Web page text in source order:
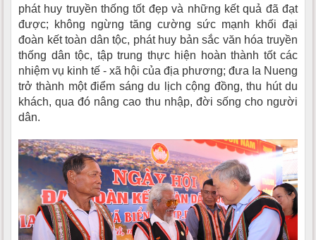
phát huy truyền thống tốt đẹp và những kết quả đã đạt
được; không ngừng tăng cường sức mạnh khối đại
đoàn kết toàn dân tộc, phát huy bản sắc văn hóa truyền
thống dân tộc, tập trung thực hiện hoàn thành tốt các
nhiệm vụ kinh tế - xã hội của địa phương; đưa Ia Nueng
trở thành một điểm sáng du lịch cộng đồng, thu hút du
khách, qua đó nâng cao thu nhập, đời sống cho người
dân.